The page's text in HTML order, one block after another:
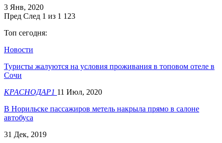
3 Янв, 2020
Пред След 1 из 1 123
Топ сегодня:
Новости
Туристы жалуются на условия проживания в топовом отеле в
Сочи
КРАСНОДАР1 11 Июл, 2020
В Норильске пассажиров метель накрыла прямо в салоне
автобуса
31 Дек, 2019